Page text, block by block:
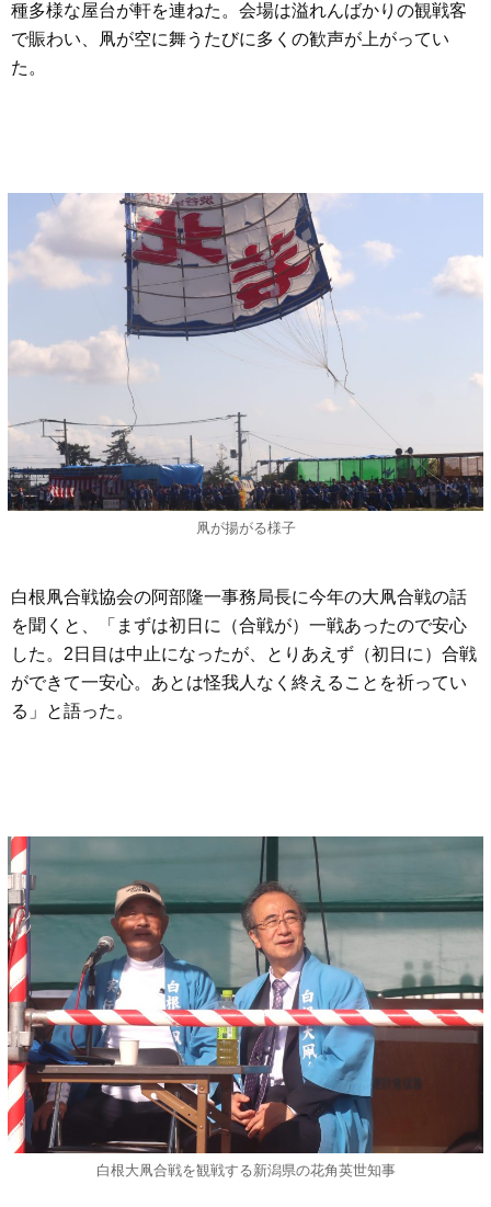
種多様な屋台が軒を連ねた。会場は溢れんばかりの観戦客
で賑わい、凧が空に舞うたびに多くの歓声が上がってい
た。
凧が揚がる様子
白根凧合戦協会の阿部隆一事務局長に今年の大凧合戦の話
を聞くと、「まずは初日に（合戦が）一戦あったので安心
した。2日目は中止になったが、とりあえず（初日に）合戦
ができて一安心。あとは怪我人なく終えることを祈ってい
る」と語った。
白根大凧合戦を観戦する新潟県の花角英世知事